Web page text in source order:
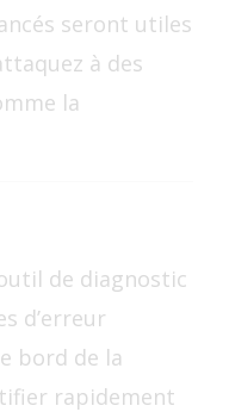
seront utiles
à des
la
de diagnostic
d’erreur
bord de la
rapidement